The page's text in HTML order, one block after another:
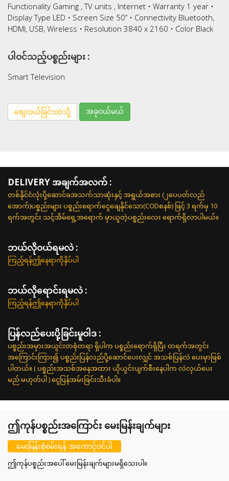
Functionality Gaming , TV units , Internet • Warranty 1 year •
Display Type LED • Screen Size 50’’ • Connectivity Bluetooth,
HDMI, USB, Wireless • Resolution 3840 x 2160 • Color Black
ပါဝင်သည့်ပစ္စည်းများ :
Smart Television
စျေးဝယ်ခြင်းထဲသို့ အခုဝယ်မယ်
DELIVERY အချက်အလက် :
တစ်နိုင်ငံလုံးပို့ဆောင်ခအသက်သာဆုံးနှင့် အရွယ်အစား (၂ပေပတ်လည်
အောက်)ပစ္စည်းများ ပစ္စည်းရောက်ငွေချေနိုင်သော(CODစနစ်) ဖြင့် 3 ရက်မှ 10
ရက်အတွင်း သင့်အိမ်ရှေ့အရောက် မှာယူတဲ့ပစ္စည်းလေး ရောက်ရှိလာပါမယ်။
ဘယ်လို၀ယ်ရမလဲ :
ကြည့်ရန်ဤနေရာကိုနှိပ်ပါ
ဘယ်လိုရောင်းရမလဲ :
ကြည့်ရန်ဤနေရာကိုနှိပ်ပါ
ပြန်လည်ပေးပို့ခြင်းမူဝါဒ :
ပစ္စည်းအမှားအယွင်းတစုံတရာ ရှိပါက ပစ္စည်းရောက်ရှိပြီး တရက်အတွင်း
အကြောင်းကြား၍ ပစ္စည်းပြန်လည်ပို့ဆောင်ပေးလျှင် အသစ်ပြန်လဲ ပေးမှာဖြစ်
ပါတယ်။ ( ပစ္စည်းအသစ်အနေအထား ယိုယွင်းပျက်စီးနေပါက လဲလှယ်ပေး
မည် မဟုတ်ပါ ) ငွေပြန်အမ်းခြင်းသီးခံပါ။
ဤကုန်ပစ္စည်းအကြောင်း မေးမြန်းချက်များ
မေးမြန်းစုံစမ်းရန် အကောင့်ဝင်ပါ
ဤကုန်ပစ္စည်းအပေါ် မေးမြန်းချက်များမရှိသေးပါ။